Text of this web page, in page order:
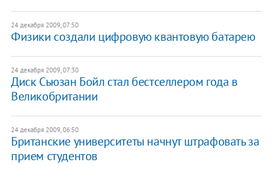
24 декабря 2009, 07:50
Физики создали цифровую квантовую батарею
24 декабря 2009, 07:30
Диск Сьюзан Бойл стал бестселлером года в
Великобритании
24 декабря 2009, 06:50
Британские университеты начнут штрафовать за
прием студентов